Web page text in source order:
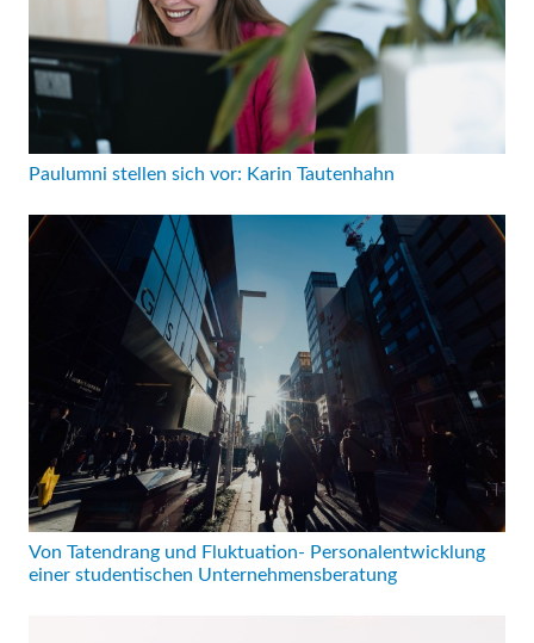
Paulumni stellen sich vor: Karin Tautenhahn
Von Tatendrang und Fluktuation- Personalentwicklung
einer studentischen Unternehmensberatung